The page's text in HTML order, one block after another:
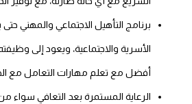
برنامج التأهيل الاجتماعي والمهني
الأسرية والاجتماعية، ويعود إلى
أفضل مع تعلم مهارات التعامل
الرعاية المستمرة بعد التعافي سواء